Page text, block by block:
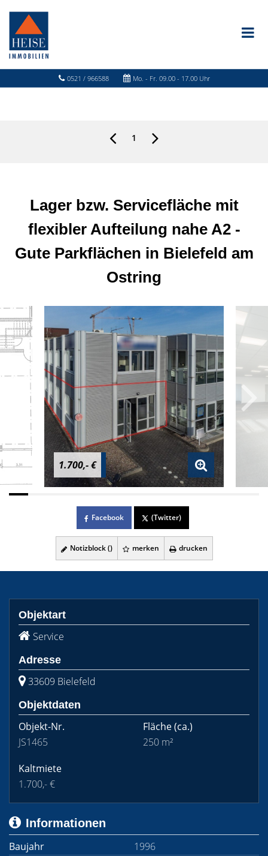
0521 / 966588 Mo. - Fr. 09.00 - 17.00 Uhr
1
Lager bzw. Servicefläche mit
flexibler Aufteilung nahe A2 -
Gute Parkflächen in Bielefeld am
Ostring
1.700,- €
Facebook (Twitter)
Notizblock () merken drucken
Objektart
Service
Adresse
33609 Bielefeld
Objektdaten
Objekt-Nr.
JS1465
Fläche(ca.)
250 m²
Kaltmiete
1.700,- €
Informationen
Baujahr
1996